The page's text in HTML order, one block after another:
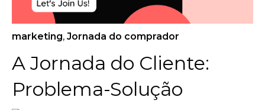
marketing, Jornada do comprador
A Jornada do Cliente:
Problema-Solução